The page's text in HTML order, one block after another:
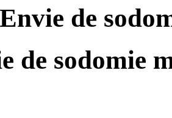
de
de sodomie